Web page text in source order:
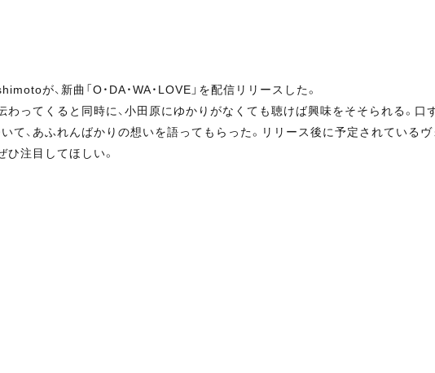
が、新曲「O・DA・WA・LOVE」を配信リリースした。
ってくると同時に、小田原にゆかりがなくても聴けば興味をそそられる。
いて、あふれんばかりの想いを語ってもらった。リリース後に予定されてい
注目してほしい。